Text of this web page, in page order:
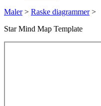
Maler > Raske diagrammer >
Star Mind Map Template